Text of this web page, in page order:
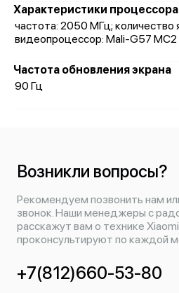
Характеристики процессора
частота: 2050 МГц; количество
видеопроцессор: Mali-G57 MC2
Частота обновления экрана
90 Гц
Возникли вопросы?
Рекомендуем позвонить нам
звонок. Наши менеджеры с
расскажут вам о технике
проконсультируют по каждой
+7(812)660-53-80